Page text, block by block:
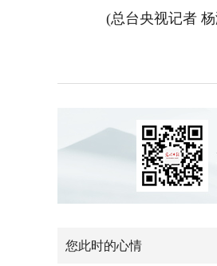
(总台央视记者 杨
您此时的心情